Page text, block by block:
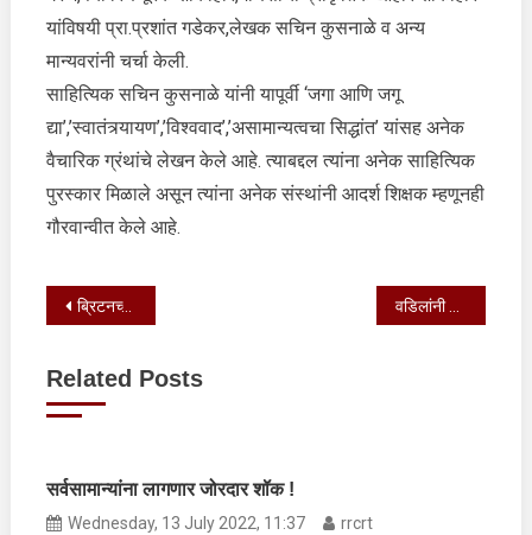
यांविषयी प्रा.प्रशांत गडेकर,लेखक सचिन कुसनाळे व अन्य
मान्यवरांनी चर्चा केली.
साहित्यिक सचिन कुसनाळे यांनी यापूर्वी ‘जगा आणि जगू
द्या’,’स्वातंत्र्यायण’,’विश्ववाद’,’असामान्यत्वचा सिद्धांत’ यांसह अनेक
वैचारिक ग्रंथांचे लेखन केले आहे. त्याबद्दल त्यांना अनेक साहित्यिक
पुरस्कार मिळाले असून त्यांना अनेक संस्थांनी आदर्श शिक्षक म्हणूनही
गौरवान्वीत केले आहे.
Post
ब्रिटनच्या महाराणी एलिझाबेथ द्वितीय यांच्या अंत्यविधीला वेस्टमिन्स्टर अ‍ॅबेमध्ये सुरुवात, दिग्गज नेत्यांची हजेरी वडिलांनी घेतलेल्या XUV 700 वर चिमुकलीची जोरदार प्रतिक्रिया
Related Posts
सर्वसामान्यांना लागणार जोरदार शॉक !
Wednesday, 13 July 2022, 11:37 rrcrt